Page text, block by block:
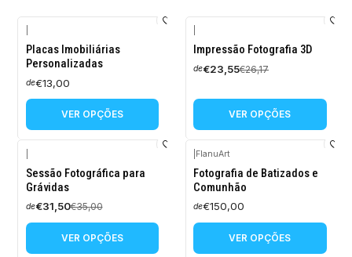
Placas Imobiliárias
Personalizadas
de€13,00
VER OPÇÕES
-10%
DESCONTO
Impressão Fotografia 3D
de€23,55€26,17
VER OPÇÕES
-10%
DESCONTO
Sessão Fotográfica para
Grávidas
de€31,50€35,00
VER OPÇÕES
FlanuArt
Fotografia de Batizados e
Comunhão
de€150,00
VER OPÇÕES